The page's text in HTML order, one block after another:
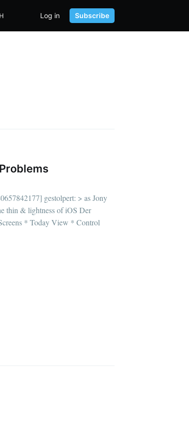
Log in Subscribe
gestolpert: > as Jony
thin & lightness of iOS Der
* Today View * Control